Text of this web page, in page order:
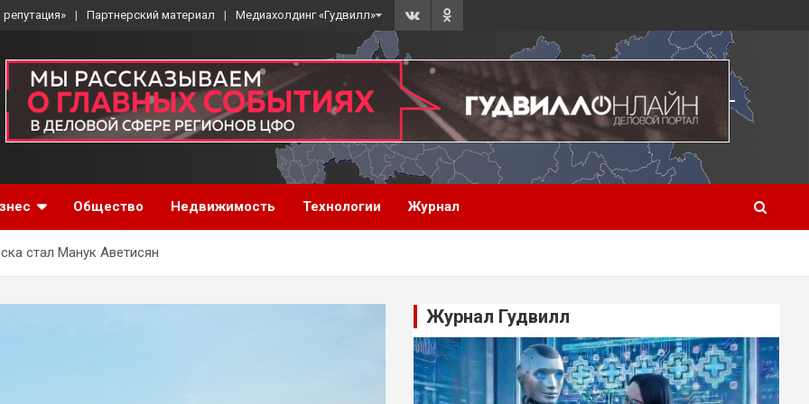
Партнерский материал Медиахолдинг «Гудвилл»
Общество Недвижимость Технологии Журнал
стал Манук Аветисян
Журнал Гудвилл